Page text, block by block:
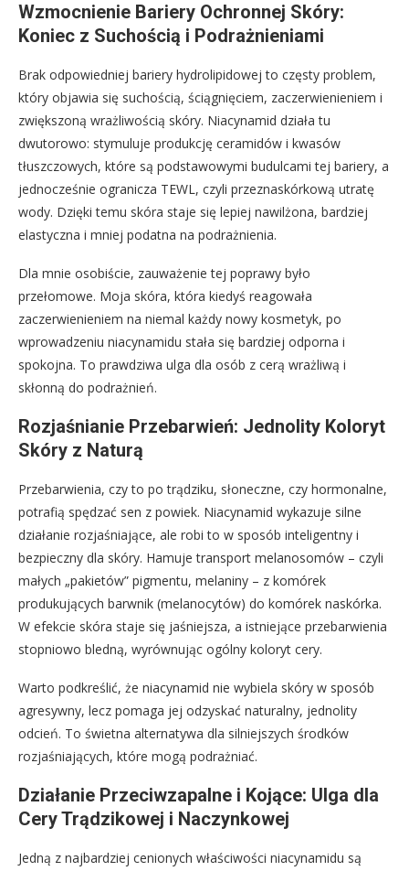
Wzmocnienie Bariery Ochronnej Skóry:
Koniec z Suchością i Podrażnieniami
Brak odpowiedniej bariery hydrolipidowej to częsty problem,
który objawia się suchością, ściągnięciem, zaczerwienieniem i
zwiększoną wrażliwością skóry. Niacynamid działa tu
dwutorowo: stymuluje produkcję ceramidów i kwasów
tłuszczowych, które są podstawowymi budulcami tej bariery, a
jednocześnie ogranicza TEWL, czyli przeznaskórkową utratę
wody. Dzięki temu skóra staje się lepiej nawilżona, bardziej
elastyczna i mniej podatna na podrażnienia.
Dla mnie osobiście, zauważenie tej poprawy było
przełomowe. Moja skóra, która kiedyś reagowała
zaczerwienieniem na niemal każdy nowy kosmetyk, po
wprowadzeniu niacynamidu stała się bardziej odporna i
spokojna. To prawdziwa ulga dla osób z cerą wrażliwą i
skłonną do podrażnień.
Rozjaśnianie Przebarwień: Jednolity Koloryt
Skóry z Naturą
Przebarwienia, czy to po trądziku, słoneczne, czy hormonalne,
potrafią spędzać sen z powiek. Niacynamid wykazuje silne
działanie rozjaśniające, ale robi to w sposób inteligentny i
bezpieczny dla skóry. Hamuje transport melanosomów – czyli
małych „pakietów” pigmentu, melaniny – z komórek
produkujących barwnik (melanocytów) do komórek naskórka.
W efekcie skóra staje się jaśniejsza, a istniejące przebarwienia
stopniowo bledną, wyrównując ogólny koloryt cery.
Warto podkreślić, że niacynamid nie wybiela skóry w sposób
agresywny, lecz pomaga jej odzyskać naturalny, jednolity
odcień. To świetna alternatywa dla silniejszych środków
rozjaśniających, które mogą podrażniać.
Działanie Przeciwzapalne i Kojące: Ulga dla
Cery Trądzikowej i Naczynkowej
Jedną z najbardziej cenionych właściwości niacynamidu są